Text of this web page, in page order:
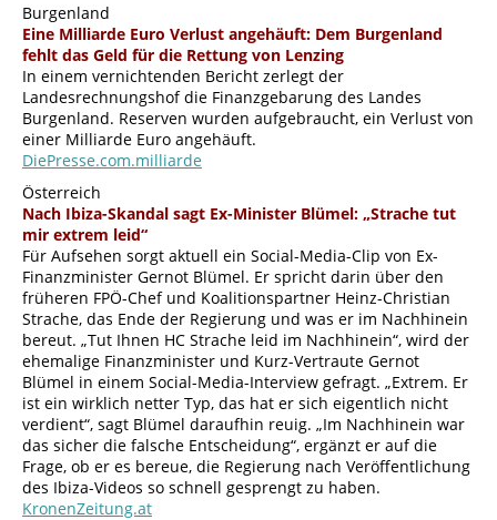
Burgenland
Eine Milliarde Euro Verlust angehäuft: Dem Burgenland
fehlt das Geld für die Rettung von Lenzing
In einem vernichtenden Bericht zerlegt der
Landesrechnungshof die Finanzgebarung des Landes
Burgenland. Reserven wurden aufgebraucht, ein Verlust von
einer Milliarde Euro angehäuft.
DiePresse.com.milliarde
Österreich
Nach Ibiza-Skandal sagt Ex-Minister Blümel: „Strache tut
mir extrem leid“
Für Aufsehen sorgt aktuell ein Social-Media-Clip von Ex-
Finanzminister Gernot Blümel. Er spricht darin über den
früheren FPÖ-Chef und Koalitionspartner Heinz-Christian
Strache, das Ende der Regierung und was er im Nachhinein
bereut. „Tut Ihnen HC Strache leid im Nachhinein“, wird der
ehemalige Finanzminister und Kurz-Vertraute Gernot
Blümel in einem Social-Media-Interview gefragt. „Extrem. Er
ist ein wirklich netter Typ, das hat er sich eigentlich nicht
verdient“, sagt Blümel daraufhin reuig. „Im Nachhinein war
das sicher die falsche Entscheidung“, ergänzt er auf die
Frage, ob er es bereue, die Regierung nach Veröffentlichung
des Ibiza-Videos so schnell gesprengt zu haben.
KronenZeitung.at